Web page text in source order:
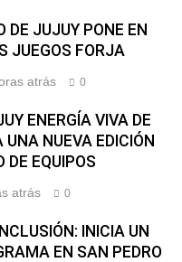
DE JUJUY PONE EN
JUEGOS FORJA
atrás 0
ENERGÍA VIVA DE
UNA NUEVA EDICIÓN
DE EQUIPOS
atrás 0
INICIA UN
EN SAN PEDRO